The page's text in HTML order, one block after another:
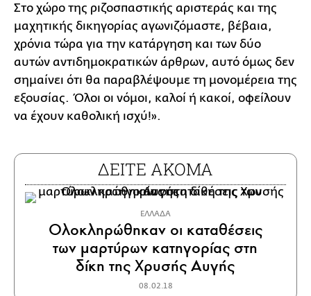
Στο χώρο της ριζοσπαστικής αριστεράς και της
μαχητικής δικηγορίας αγωνιζόμαστε, βέβαια,
χρόνια τώρα για την κατάργηση και των δύο
αυτών αντιδημοκρατικών άρθρων, αυτό όμως δεν
σημαίνει ότι θα παραβλέψουμε τη μονομέρεια της
εξουσίας. Όλοι οι νόμοι, καλοί ή κακοί, οφείλουν
να έχουν καθολική ισχύ!».
ΔΕΙΤΕ ΑΚΟΜΑ
ΕΛΛΑΔΑ
Ολοκληρώθηκαν οι καταθέσεις
των μαρτύρων κατηγορίας στη
δίκη της Χρυσής Αυγής
08.02.18